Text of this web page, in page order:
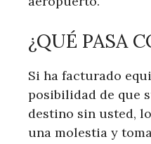
¿QUÉ PASA
Si ha facturado
posibilidad de que
destino sin usted,
una molestia y